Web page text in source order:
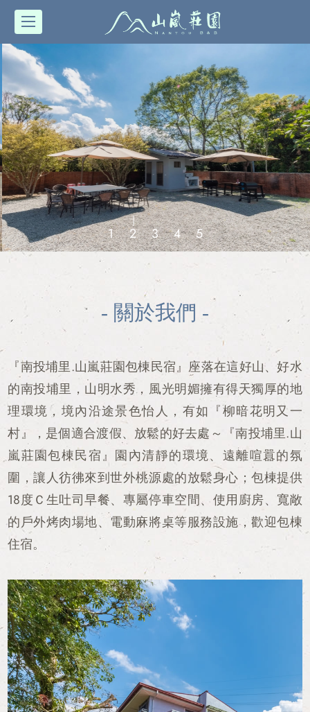
1 2 3 4 5
- 關於我們 -
『南投埔里.山嵐莊園包棟民宿』座落在這好山、好水
的南投埔里，山明水秀，風光明媚擁有得天獨厚的地
理環境，境內沿途景色怡人，有如『柳暗花明又一
村』，是個適合渡假、放鬆的好去處～『南投埔里.山
嵐莊園包棟民宿』園內清靜的環境、遠離喧囂的氛
圍，讓人彷彿來到世外桃源處的放鬆身心；包棟提供
18度Ｃ生吐司早餐、專屬停車空間、使用廚房、寬敞
的戶外烤肉場地、電動麻將桌等服務設施，歡迎包棟
住宿。